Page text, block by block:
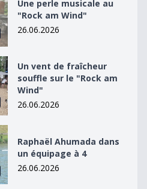
Une perle musicale au
"Rock am Wind"
26.06.2026
sur le &quot;Rock am
Un vent de fraîcheur
souffle sur le "Rock am
Wind"
26.06.2026
un équipage à 4
Raphaël Ahumada dans
un équipage à 4
26.06.2026